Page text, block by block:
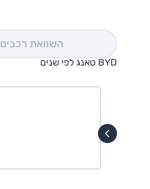
השוואת רכבים
BYD טאנג לפי שנים